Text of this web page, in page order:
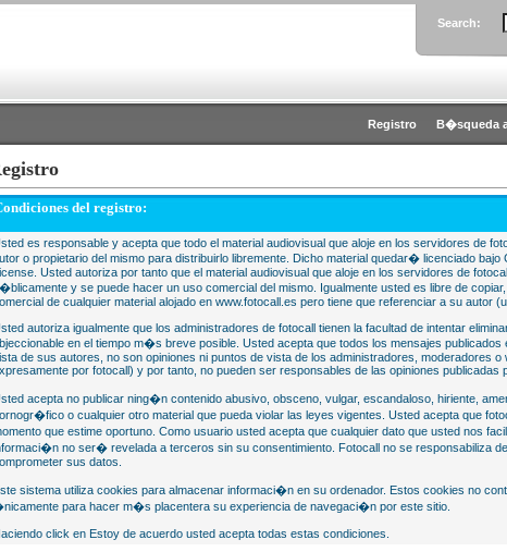
Search:
Registro B�squeda
del registro:
es responsable y acepta que todo el material audiovisual que aloje en los servidores de
o propietario del mismo para distribuirlo libremente. Dicho material quedar� licenciado
Usted autoriza por tanto que el material audiovisual que aloje en los servidores de
y se puede hacer un uso comercial del mismo. Igualmente usted es libre de
de cualquier material alojado en www.fotocall.es pero tiene que referenciar a su autor
autoriza igualmente que los administradores de fotocall tienen la facultad de intentar
en el tiempo m�s breve posible. Usted acepta que todos los mensajes
de sus autores, no son opiniones ni puntos de vista de los administradores, moderadores
por fotocall) y por tanto, no pueden ser responsables de las opiniones publicadas
acepta no publicar ning�n contenido abusivo, obsceno, vulgar, escandaloso, hiriente,
o cualquier otro material que pueda violar las leyes vigentes. Usted acepta que
que estime oportuno. Como usuario usted acepta que cualquier dato que usted nos
no ser� revelada a terceros sin su consentimiento. Fotocall no se responsabiliza
sus datos.
sistema utiliza cookies para almacenar informaci�n en su ordenador. Estos cookies no
para hacer m�s placentera su experiencia de navegaci�n por este sitio.
click en Estoy de acuerdo usted acepta todas estas condiciones.